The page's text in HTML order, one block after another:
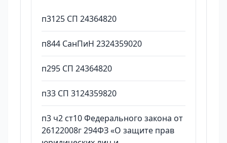
п3125 СП 24364820
п844 СанПиН 2324359020
п295 СП 24364820
п33 СП 3124359820
п3 ч2 ст10 Федерального закона от
26122008г 294ФЗ «О защите прав